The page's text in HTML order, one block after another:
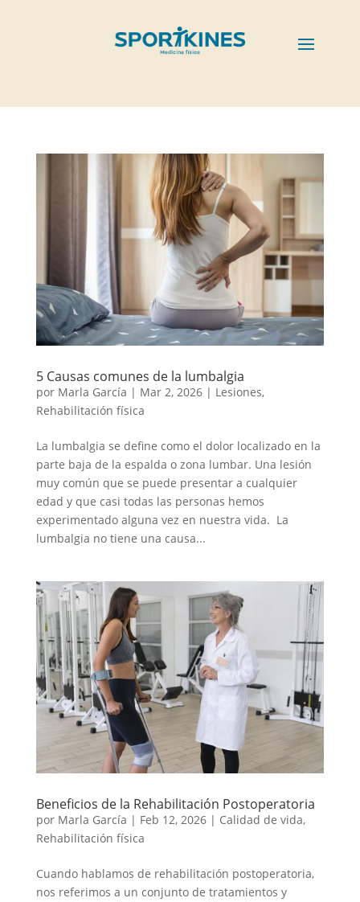
5 Causas comunes de la lumbalgia
por Marla García | Mar 2, 2026| Lesiones,
Rehabilitación física
La lumbalgia se define como el dolor localizado en la
parte baja de la espalda o zona lumbar. Una lesión
muy común que se puede presentar a cualquier
edad y que casi todas las personas hemos
experimentado alguna vez en nuestra vida. La
lumbalgia no tiene una causa...
Beneficios de la Rehabilitación Postoperatoria
por Marla García | Feb 12, 2026| Calidad de vida,
Rehabilitación física
Cuando hablamos de rehabilitación postoperatoria,
nos referimos a un conjunto de tratamientos y